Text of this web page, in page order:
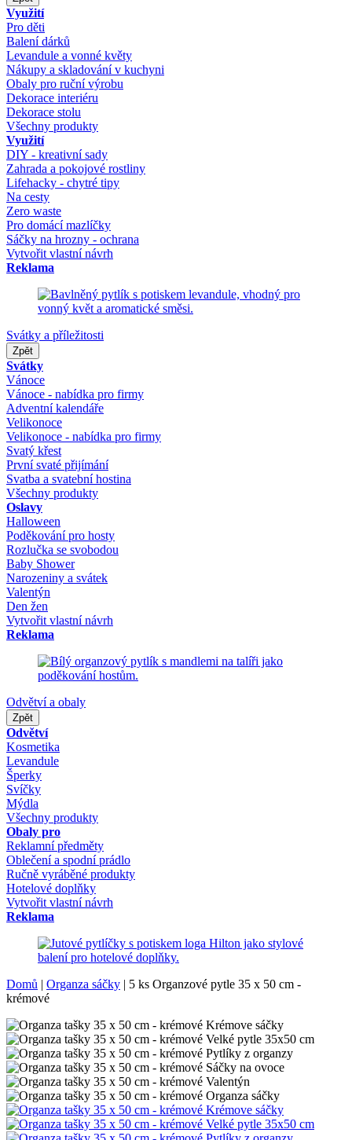
Využití
Pro děti
Balení dárků
Levandule a vonné květy
Nákupy a skladování v kuchyni
Obaly pro ruční výrobu
Dekorace interiéru
Dekorace stolu
Všechny produkty
Využití
DIY - kreativní sady
Zahrada a pokojové rostliny
Lifehacky - chytré tipy
Na cesty
Zero waste
Pro domácí mazlíčky
Sáčky na hrozny - ochrana
Vytvořit vlastní návrh
Reklama
Svátky a příležitosti
Zpět
Svátky
Vánoce
Vánoce - nabídka pro firmy
Adventní kalendáře
Velikonoce
Velikonoce - nabídka pro firmy
Svatý křest
První svaté přijímání
Svatba a svatební hostina
Všechny produkty
Oslavy
Halloween
Poděkování pro hosty
Rozlučka se svobodou
Baby Shower
Narozeniny a svátek
Valentýn
Den žen
Vytvořit vlastní návrh
Reklama
Odvětví a obaly
Zpět
Odvětví
Kosmetika
Levandule
Šperky
Svíčky
Mýdla
Všechny produkty
Obaly pro
Reklamní předměty
Oblečení a spodní prádlo
Ručně vyráběné produkty
Hotelové doplňky
Vytvořit vlastní návrh
Reklama
Domů | Organza sáčky | 5 ks Organzové pytle 35 x 50 cm -
krémové